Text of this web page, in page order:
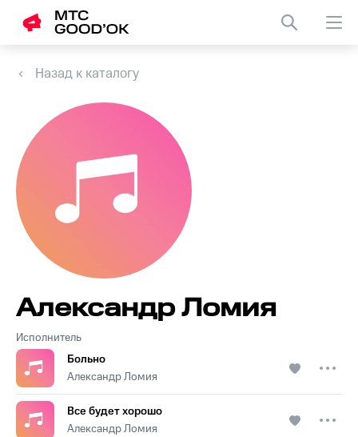
Назад к каталогу
Исполнитель
Александр Ломия
Больно
Александр Ломия
Все будет хорошо
Александр Ломия